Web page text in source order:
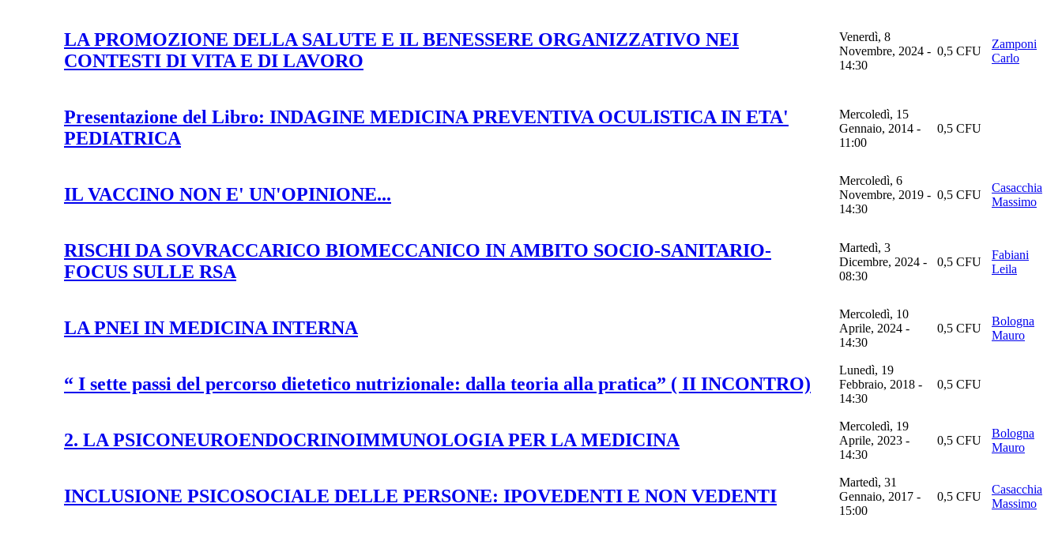
LA PROMOZIONE DELLA SALUTE E IL BENESSERE ORGANIZZATIVO NEI
CONTESTI DI VITA E DI LAVORO
Venerdì, 8
Novembre, 2024 -
14:30
0,5 CFU
Zamponi
Carlo
Presentazione del Libro: INDAGINE MEDICINA PREVENTIVA OCULISTICA IN ETA'
PEDIATRICA
Mercoledì, 15
Gennaio, 2014 -
11:00
0,5 CFU
IL VACCINO NON E' UN'OPINIONE...
Mercoledì, 6
Novembre, 2019 -
14:30
0,5 CFU
Casacchia
Massimo
RISCHI DA SOVRACCARICO BIOMECCANICO IN AMBITO SOCIO-SANITARIO-
FOCUS SULLE RSA
Martedì, 3
Dicembre, 2024 -
08:30
0,5 CFU
Fabiani
Leila
LA PNEI IN MEDICINA INTERNA
Mercoledì, 10
Aprile, 2024 -
14:30
0,5 CFU
Bologna
Mauro
“ I sette passi del percorso dietetico nutrizionale: dalla teoria alla pratica” ( II INCONTRO)
Lunedì, 19
Febbraio, 2018 -
14:30
0,5 CFU
2. LA PSICONEUROENDOCRINOIMMUNOLOGIA PER LA MEDICINA
Mercoledì, 19
Aprile, 2023 -
14:30
0,5 CFU
Bologna
Mauro
INCLUSIONE PSICOSOCIALE DELLE PERSONE: IPOVEDENTI E NON VEDENTI
Martedì, 31
Gennaio, 2017 -
15:00
0,5 CFU
Casacchia
Massimo